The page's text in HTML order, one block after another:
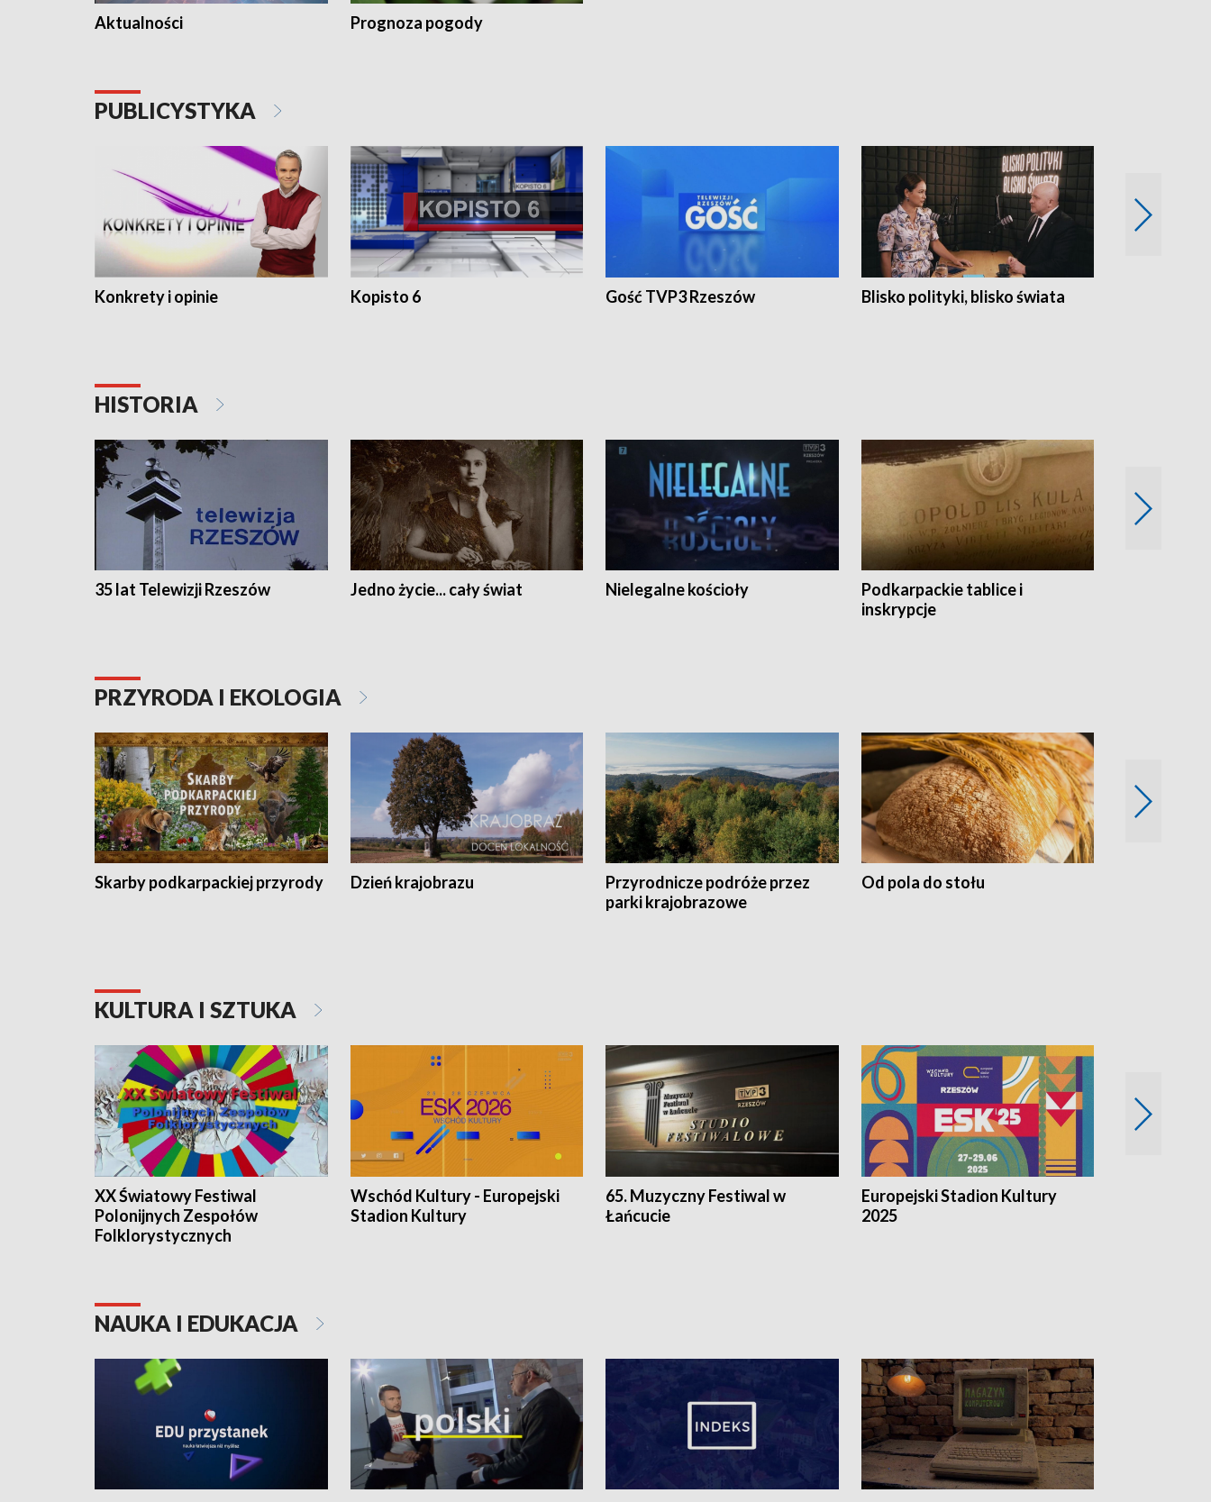
Aktualności Prognoza pogody
PUBLICYSTYKA
Konkrety i opinie Kopisto 6 Gość TVP3 Rzeszów Blisko polityki, blisko świata
HISTORIA
35 lat Telewizji Rzeszów Jedno życie... cały świat Nielegalne kościoły
Podkarpackie tablice i
inskrypcje
PRZYRODA I EKOLOGIA
Skarby podkarpackiej przyrody Dzień krajobrazu
Przyrodnicze podróże przez
parki krajobrazowe
Od pola do stołu
KULTURA I SZTUKA
XX Światowy Festiwal
Polonijnych Zespołów
Folklorystycznych
Wschód Kultury - Europejski
Stadion Kultury
65. Muzyczny Festiwal w
Łańcucie
Europejski Stadion Kultury
2025
NAUKA I EDUKACJA